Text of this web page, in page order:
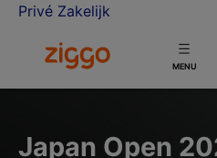
Privé Zakelijk
Ga naar de Ziggo
MENU
Japan Open